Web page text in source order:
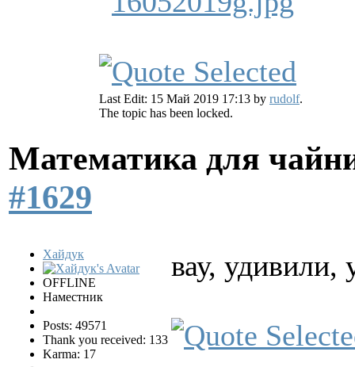
Last Edit: 15 Май 2019 17:13 by rudolf.
The topic has been locked.
Математика для
#1629
Хайдук
OFFLINE
Наместник
Posts: 49571
Thank you received: 133
Karma: 17
вау, удивили,